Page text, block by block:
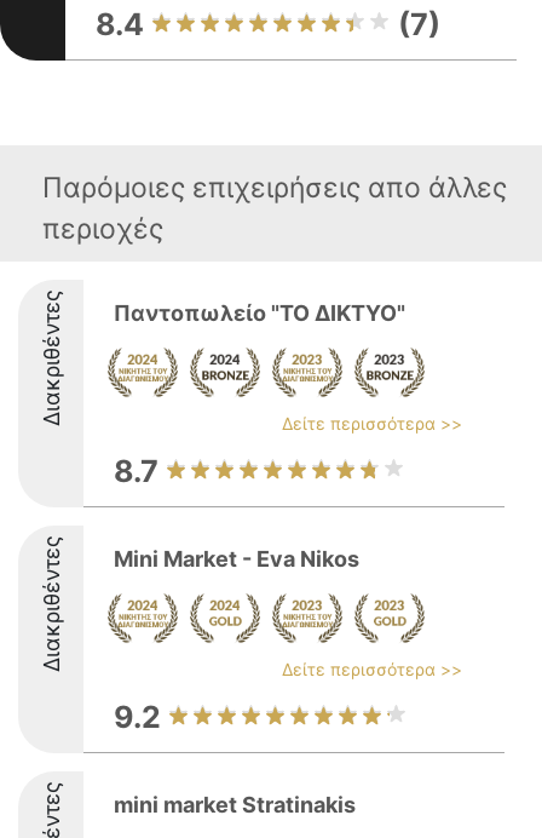
8.4 (7)
Παρόμοιες επιχειρήσεις απο άλλες
περιοχές
Διακριθέντες Παντοπωλείο "ΤΟ ΔΙΚΤΥΟ"
Δείτε περισσότερα >>
8.7
Διακριθέντες Mini Market - Eva Nikos
Δείτε περισσότερα >>
9.2
mini market Stratinakis